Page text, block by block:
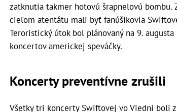
zatknutia takmer hotovú šrapnelovú bombu.
cieľom atentátu mali byť fanúšikovia
Teroristický útok bol plánovaný na 9.
koncertov americkej speváčky.
Koncerty preventívne zrušili
Všetky tri koncerty Swiftovej vo Viedni boli